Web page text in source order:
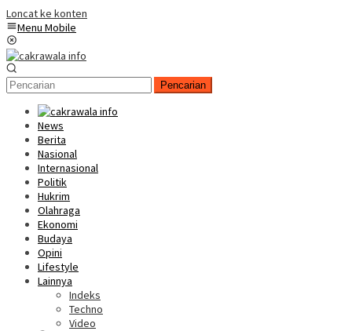
Loncat ke konten
Menu Mobile
Pencarian
News
Berita
Nasional
Internasional
Politik
Hukrim
Olahraga
Ekonomi
Budaya
Opini
Lifestyle
Lainnya
Indeks
Techno
Video